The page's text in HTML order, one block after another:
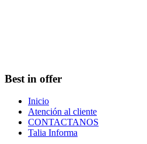
Best in offer
Inicio
Atención al cliente
CONTACTANOS
Talia Informa